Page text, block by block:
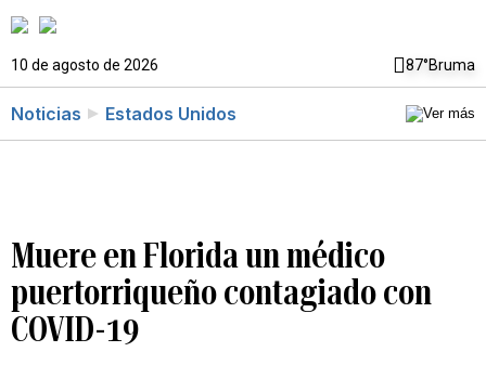
10 de agosto de 2026 87°Bruma
Noticias Estados Unidos
Muere en Florida un médico
puertorriqueño contagiado con
COVID-19